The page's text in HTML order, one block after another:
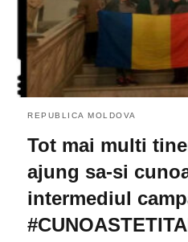
REPUBLICA MOLDOVA
Tot mai multi
ajung sa-si
intermediul